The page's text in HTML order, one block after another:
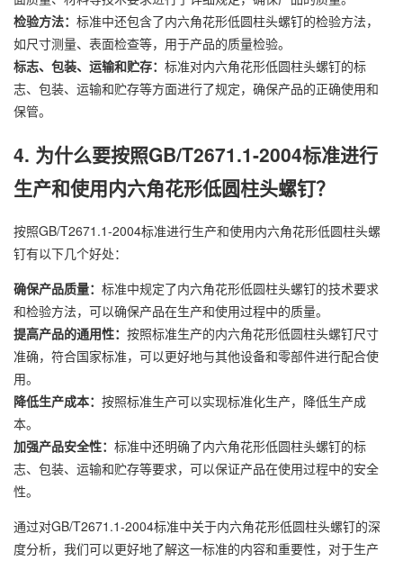
检验方法： 标准中还包含了内六角花形低圆柱头螺钉的检验方法，
如尺寸测量、表面检查等，用于产品的质量检验。
标志、包装、运输和贮存： 标准对内六角花形低圆柱头螺钉的标
志、包装、运输和贮存等方面进行了规定，确保产品的正确使用和
保管。
4. 为什么要按照GB/T2671.1-2004标准进行
生产和使用内六角花形低圆柱头螺钉？
按照GB/T2671.1-2004标准进行生产和使用内六角花形低圆柱头螺
钉有以下几个好处：
确保产品质量： 标准中规定了内六角花形低圆柱头螺钉的技术要求
和检验方法，可以确保产品在生产和使用过程中的质量。
提高产品的通用性： 按照标准生产的内六角花形低圆柱头螺钉尺寸
准确，符合国家标准，可以更好地与其他设备和零部件进行配合使
用。
降低生产成本： 按照标准生产可以实现标准化生产，降低生产成
本。
加强产品安全性： 标准中还明确了内六角花形低圆柱头螺钉的标
志、包装、运输和贮存等要求，可以保证产品在使用过程中的安全
性。
通过对GB/T2671.1-2004标准中关于内六角花形低圆柱头螺钉的深
度分析，我们可以更好地了解这一标准的内容和重要性，对于生产